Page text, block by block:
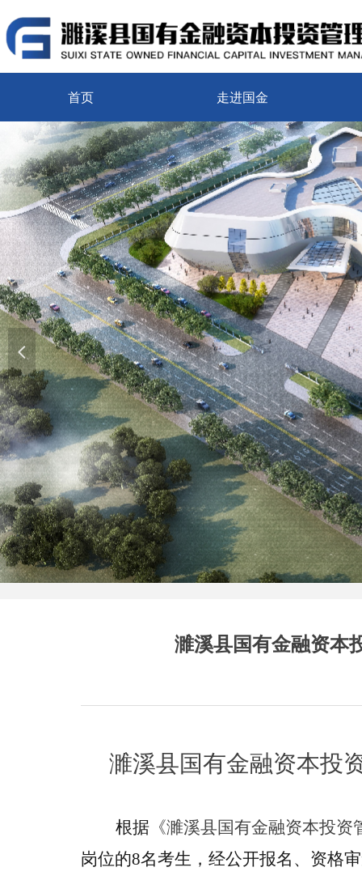
首页 走进国金
넳
濉溪县国有金融资本
濉溪县国有金融资本投
根据《濉溪县国有金融资本投资
岗位的8名考生，经公开报名、 资格